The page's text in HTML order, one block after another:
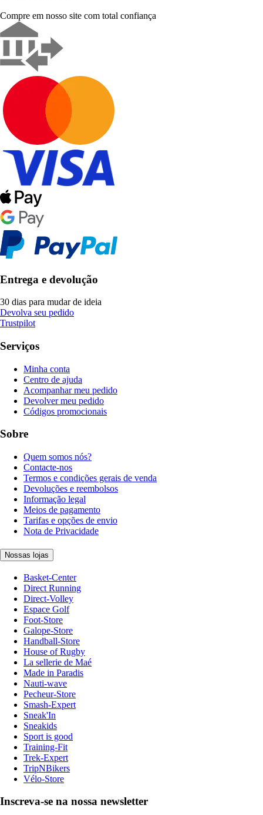
Compre em nosso site com total confiança
Entrega e devolução
30 dias para mudar de ideia
Devolva seu pedido
Trustpilot
Serviços
Minha conta
Centro de ajuda
Acompanhar meu pedido
Devolver meu pedido
Códigos promocionais
Sobre
Quem somos nós?
Contacte-nos
Termos e condições gerais de venda
Devoluções e reembolsos
Informação legal
Meios de pagamento
Tarifas e opções de envio
Nota de Privacidade
Nossas lojas
Basket-Center
Direct Running
Direct-Volley
Espace Golf
Foot-Store
Galope-Store
Handball-Store
House of Rugby
La sellerie de Maé
Made in Paradis
Nauti-wave
Pecheur-Store
Smash-Expert
Sneak'In
Sneakids
Sport is good
Training-Fit
Trek-Expert
TripNBikers
Vélo-Store
Inscreva-se na nossa newsletter